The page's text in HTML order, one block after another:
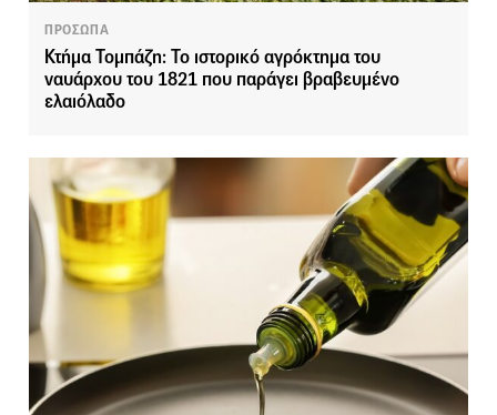
ΠΡΟΣΩΠΑ
Κτήμα Τομπάζη: Το ιστορικό αγρόκτημα του
ναυάρχου του 1821 που παράγει βραβευμένο
ελαιόλαδο